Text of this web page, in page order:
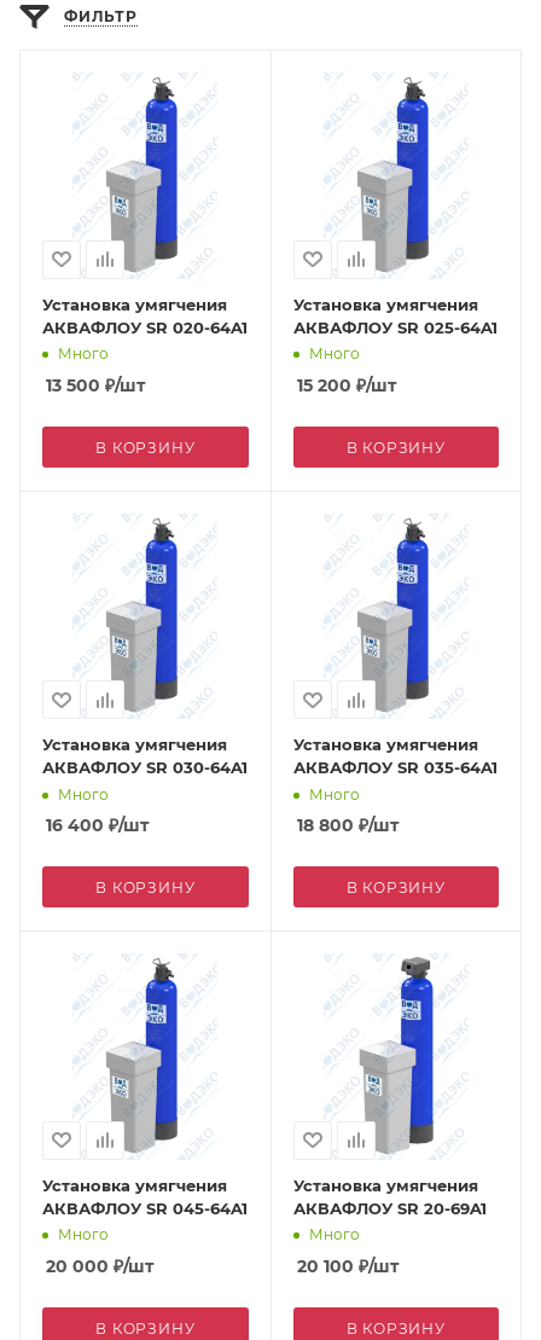
ФИЛЬТР
Установка умягчения
АКВАФЛОУ SR 020-64A1
Много
13 500 ₽/шт
В КОРЗИНУ
Установка умягчения
АКВАФЛОУ SR 025-64A1
Много
15 200 ₽/шт
В КОРЗИНУ
Установка умягчения
АКВАФЛОУ SR 030-64A1
Много
16 400 ₽/шт
В КОРЗИНУ
Установка умягчения
АКВАФЛОУ SR 035-64A1
Много
18 800 ₽/шт
В КОРЗИНУ
Установка умягчения
АКВАФЛОУ SR 045-64A1
Много
20 000 ₽/шт
В КОРЗИНУ
Установка умягчения
АКВАФЛОУ SR 20-69A1
Много
20 100 ₽/шт
В КОРЗИНУ